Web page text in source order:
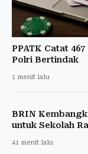
PPATK Catat
Polri Bertindak
1 menit lalu
BRIN
untuk Sekolah
41 menit lalu